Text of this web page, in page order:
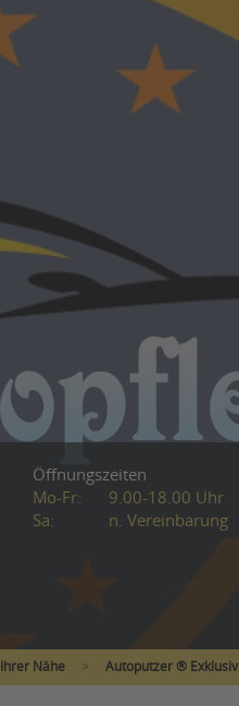
Öffnungszeiten
Mo-Fr:
9.00-18.00 Uhr
Sa:
n. Vereinbarung
Nähe > Autoputzer ®